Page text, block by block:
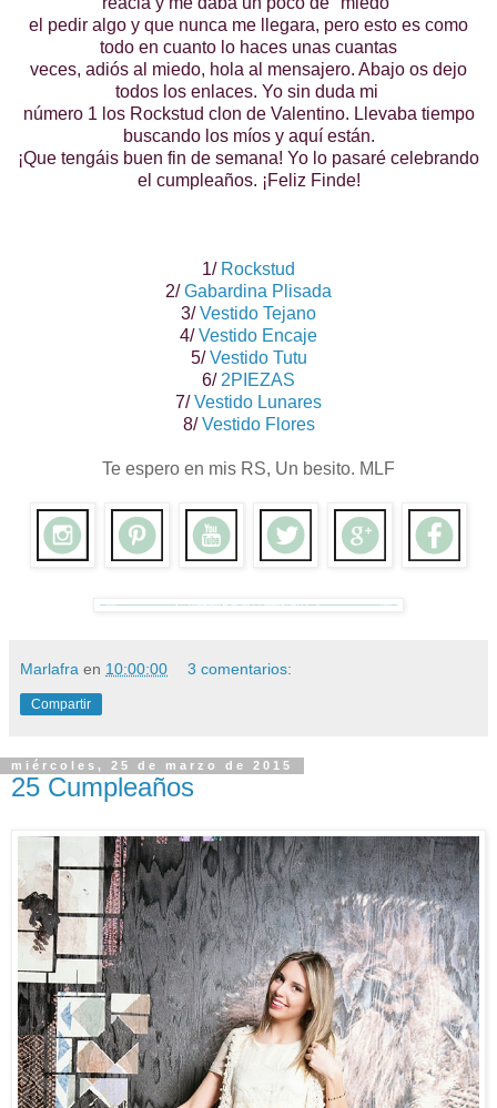
el pedir algo y que nunca me llegara, pero esto es como
todo en cuanto lo haces unas cuantas
veces, adiós al miedo, hola al mensajero. Abajo os dejo
todos los enlaces. Yo sin duda mi
número 1 los Rockstud clon de Valentino. Llevaba tiempo
buscando los míos y aquí están.
¡Que tengáis buen fin de semana! Yo lo pasaré celebrando
el cumpleaños. ¡Feliz Finde!
1/ Rockstud
2/ Gabardina Plisada
3/ Vestido Tejano
4/ Vestido Encaje
5/ Vestido Tutu
6/ 2PIEZAS
7/ Vestido Lunares
8/ Vestido Flores
Te espero en mis RS, Un besito. MLF
Marlafra en 10:00:00 3 comentarios:
Compartir
miércoles, 25 de marzo de 2015
25 Cumpleaños